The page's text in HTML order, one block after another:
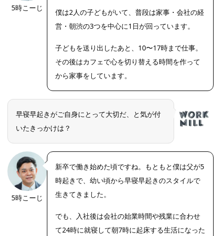
5時こーじ
僕は2人の子どもがいて、普段は家事・会社の経
営・朝渋の3つを中心に1日が回っています。
子どもを送り出したあと、10〜17時まで仕事。
その後はカフェで心を切り替える時間を作って
から家事をしています。
早寝早起きがご自身にとって大切だ、と気が付
いたきっかけは？
5時こーじ
新卒で働き始めた頃ですね。もともと僕は父が5
時起きで、幼い頃から早寝早起きのスタイルで
生きてきました。
でも、入社後は会社の始業時間や残業に合わせ
て24時に就寝して朝7時に起床する生活になった